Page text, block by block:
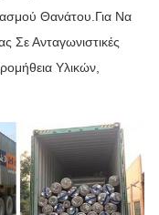
Θανάτου.Για Να
Σε Ανταγωνιστικές
Υλικών,